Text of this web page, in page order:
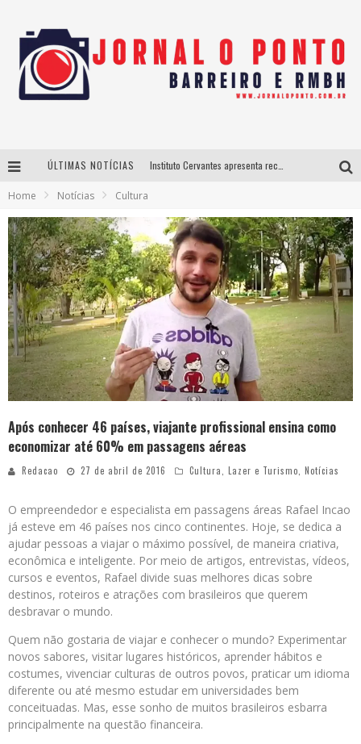
ÚLTIMAS NOTÍCIAS
BH recebe nesta quinta-feira lançamento do jogo “Coleta Seletiva” com roda de conversa entre agentes da sustentabilidade
Projeta Cultura abre inscrições gratuitas em São João del-Rei para oficinas de elaboração de projetos culturais e inteligência artificial
Home Notícias Cultura
Após conhecer 46 países, viajante profissional ensina como
economizar até 60% em passagens aéreas
Redacao 27 de abril de 2016 Cultura, Lazer e Turismo, Notícias
O empreendedor e especialista em passagens áreas Rafael Incao
já esteve em 46 países nos cinco continentes. Hoje, se dedica a
ajudar pessoas a viajar o máximo possível, de maneira criativa,
econômica e inteligente. Por meio de artigos, entrevistas, vídeos,
cursos e eventos, Rafael divide suas melhores dicas sobre
destinos, roteiros e atrações com brasileiros que querem
desbravar o mundo.
Quem não gostaria de viajar e conhecer o mundo? Experimentar
novos sabores, visitar lugares históricos, aprender hábitos e
costumes, vivenciar culturas de outros povos, praticar um idioma
diferente ou até mesmo estudar em universidades bem
conceituadas. Mas, esse sonho de muitos brasileiros esbarra
principalmente na questão financeira.